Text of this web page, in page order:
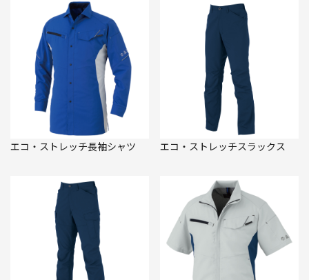
エコ・ストレッチ長袖シャツ エコ・ストレッチスラックス